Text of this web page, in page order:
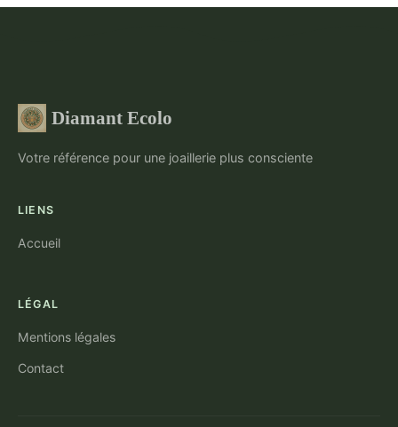
Diamant Ecolo
Votre référence pour une joaillerie plus consciente
LIENS
Accueil
LÉGAL
Mentions légales
Contact